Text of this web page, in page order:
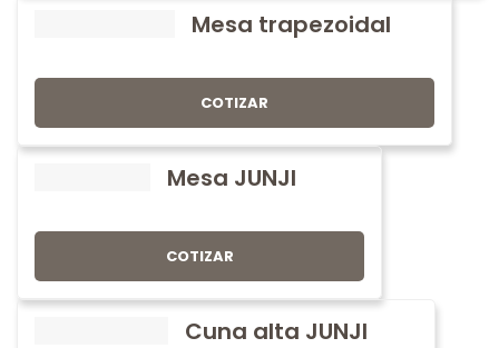
Mesa trapezoidal
COTIZAR
Mesa JUNJI
COTIZAR
Cuna alta JUNJI